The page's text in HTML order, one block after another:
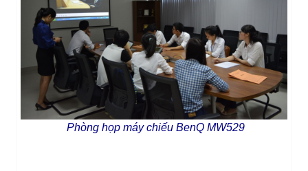
Phòng họp máy chiếu BenQ MW529